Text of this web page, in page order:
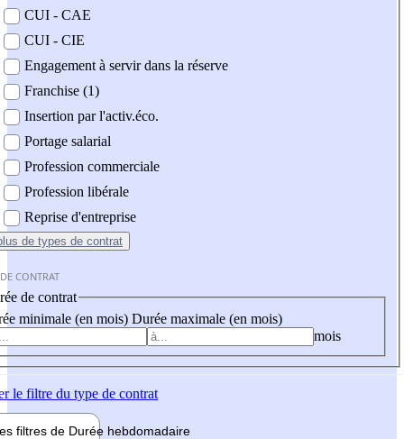
CUI - CAE
CUI - CIE
Engagement à servir dans la réserve
Franchise (1)
Insertion par l'activ.éco.
Portage salarial
Profession commerciale
Profession libérale
Reprise d'entreprise
de types de contrat
CONTRAT
de contrat
minimale (en mois) Durée maximale (en mois)
mois
le filtre du type de contrat
filtres de Durée hebdomadaire